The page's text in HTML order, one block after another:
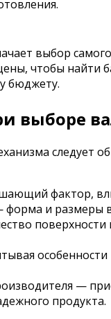
выбор
чтобы найти
бюджету.
выборе
следует
фактор,
и размеры
—
продукта.